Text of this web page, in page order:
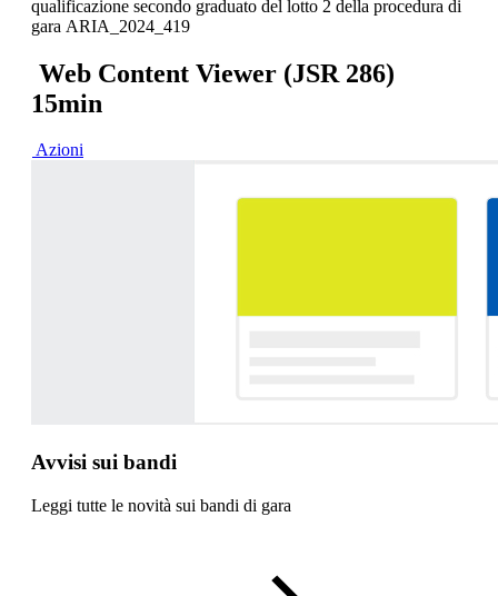
qualificazione secondo graduato del lotto 2 della procedura di
gara ARIA_2024_419
Web Content Viewer (JSR 286)
15min
Azioni
Avvisi sui bandi
Leggi tutte le novità sui bandi di gara